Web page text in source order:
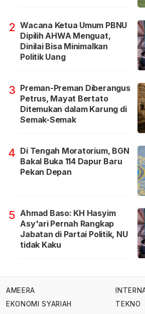
2 Wacana Ketua Umum PBNU
Dipilih AHWA Menguat,
Dinilai Bisa Minimalkan
Politik Uang
3 Preman-Preman Diberangus
Petrus, Mayat Bertato
Ditemukan dalam Karung di
Semak-Semak
4 Di Tengah Moratorium, BGN
Bakal Buka 114 Dapur Baru
Pekan Depan
5 Ahmad Baso: KH Hasyim
Asy'ari Pernah Rangkap
Jabatan di Partai Politik, NU
tidak Kaku
AMEERA
EKONOMI SYARIAH
TEKNO